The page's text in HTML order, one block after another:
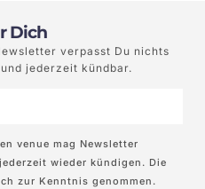
Dich
verpasst Du nichts
jederzeit kündbar.
venue mag Newsletter
wieder kündigen. Die
zur Kenntnis genommen.